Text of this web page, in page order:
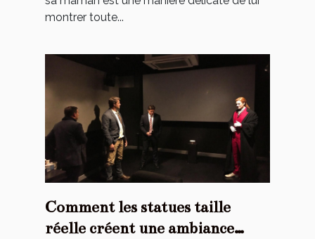
montrer toute...
Comment les statues taille
réelle créent une ambiance